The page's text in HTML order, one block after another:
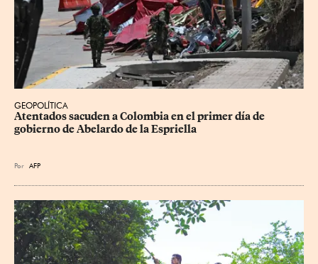
GEOPOLÍTICA
Atentados sacuden a Colombia en el primer día de
gobierno de Abelardo de la Espriella
Por AFP